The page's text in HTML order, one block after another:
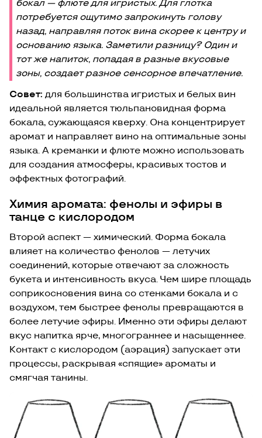
бокал — флюте для игристых. Для глотка
потребуется ощутимо запрокинуть голову
назад, направляя поток вина скорее к центру и
основанию языка. Заметили разницу? Один и
тот же напиток, попадая в разные вкусовые
зоны, создает разное сенсорное впечатление.
Совет: для большинства игристых и белых вин
идеальной является тюльпановидная форма
бокала, сужающаяся кверху. Она концентрирует
аромат и направляет вино на оптимальные зоны
языка. А креманки и флюте можно использовать
для создания атмосферы, красивых тостов и
эффектных фотографий.
Химия аромата: фенолы и эфиры в
танце с кислородом
Второй аспект — химический. Форма бокала
влияет на количество фенолов — летучих
соединений, которые отвечают за сложность
букета и интенсивность вкуса. Чем шире площадь
соприкосновения вина со стенками бокала и с
воздухом, тем быстрее фенолы превращаются в
более летучие эфиры. Именно эти эфиры делают
вкус напитка ярче, многограннее и насыщеннее.
Контакт с кислородом (аэрация) запускает эти
процессы, раскрывая «спящие» ароматы и
смягчая танины.